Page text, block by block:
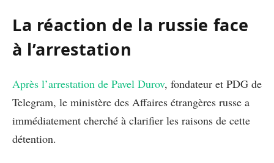
La réaction de la russie face
à l’arrestation
Après l’arrestation de Pavel Durov, fondateur et PDG de
Telegram, le ministère des Affaires étrangères russe a
immédiatement cherché à clarifier les raisons de cette
détention.